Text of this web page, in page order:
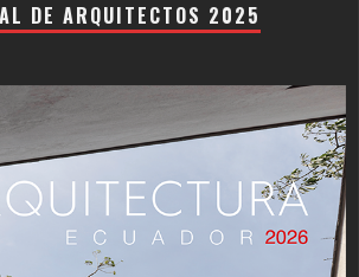
DE ARQUITECTOS 2025